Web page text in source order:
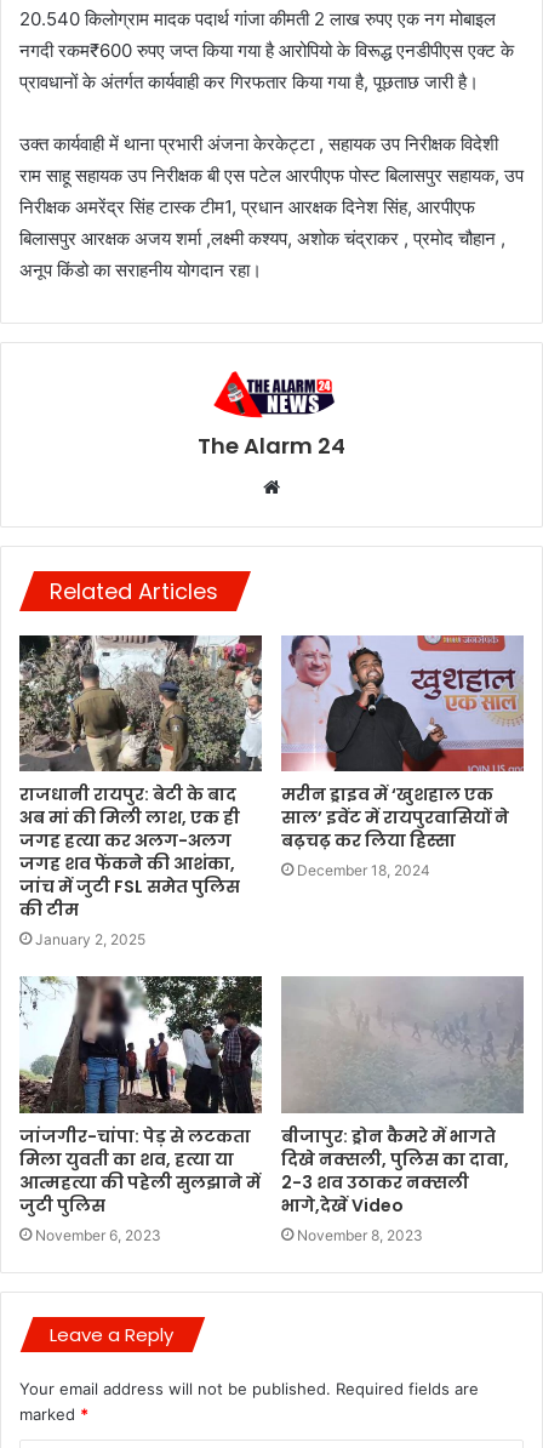
20.540 किलोग्राम मादक पदार्थ गांजा कीमती 2 लाख रुपए एक नग मोबाइल
नगदी रकम₹600 रुपए जप्त किया गया है आरोपियो के विरूद्ध एनडीपीएस एक्ट के
प्रावधानों के अंतर्गत कार्यवाही कर गिरफतार किया गया है, पूछताछ जारी है।
उक्त कार्यवाही में थाना प्रभारी अंजना केरकेट्टा , सहायक उप निरीक्षक विदेशी
राम साहू सहायक उप निरीक्षक बी एस पटेल आरपीएफ पोस्ट बिलासपुर सहायक, उप
निरीक्षक अमरेंद्र सिंह टास्क टीम1, प्रधान आरक्षक दिनेश सिंह, आरपीएफ
बिलासपुर आरक्षक अजय शर्मा ,लक्ष्मी कश्यप, अशोक चंद्राकर , प्रमोद चौहान ,
अनूप किंडो का सराहनीय योगदान रहा।
The Alarm 24
Website
Related Articles
राजधानी रायपुर: बेटी के बाद
अब मां की मिली लाश, एक ही
जगह हत्या कर अलग-अलग
जगह शव फेंकने की आशंका,
जांच में जुटी FSL समेत पुलिस
की टीम
January 2, 2025
मरीन ड्राइव में ‘खुशहाल एक
साल’ इवेंट में रायपुरवासियों ने
बढ़चढ़ कर लिया हिस्सा
December 18, 2024
जांजगीर-चांपा: पेड़ से लटकता
मिला युवती का शव, हत्या या
आत्महत्या की पहेली सुलझाने में
जुटी पुलिस
November 6, 2023
बीजापुर: ड्रोन कैमरे में भागते
दिखे नक्सली, पुलिस का दावा,
2-3 शव उठाकर नक्सली
भागे,देखें Video
November 8, 2023
Leave a Reply
Your email address will not be published. Required fields are
marked *